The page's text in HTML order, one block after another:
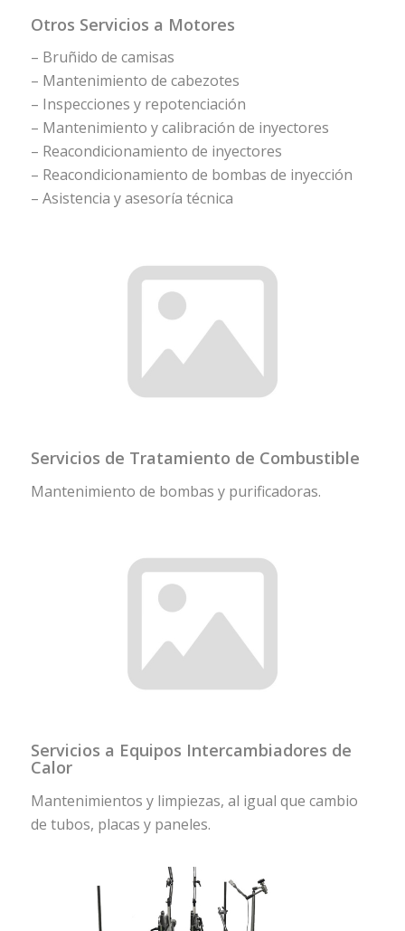
Otros Servicios a Motores
– Bruñido de camisas
– Mantenimiento de cabezotes
– Inspecciones y repotenciación
– Mantenimiento y calibración de inyectores
– Reacondicionamiento de inyectores
– Reacondicionamiento de bombas de inyección
– Asistencia y asesoría técnica
Servicios de Tratamiento de Combustible
Mantenimiento de bombas y purificadoras.
Servicios a Equipos Intercambiadores de
Calor
Mantenimientos y limpiezas, al igual que cambio
de tubos, placas y paneles.